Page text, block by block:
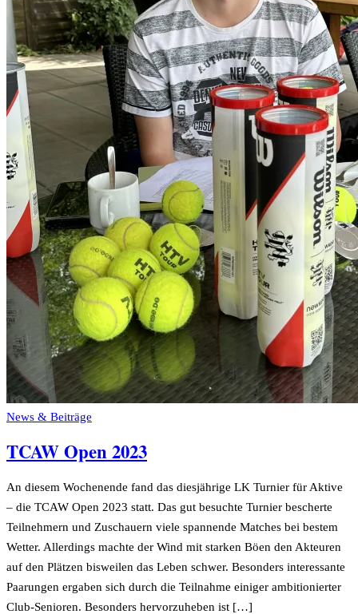
News & Beiträge
TCAW Open 2023
An diesem Wochenende fand das diesjährige LK Turnier für Aktive
– die TCAW Open 2023 statt. Das gut besuchte Turnier bescherte
Teilnehmern und Zuschauern viele spannende Matches bei bestem
Wetter. Allerdings machte der Wind mit starken Böen den Akteuren
auf den Plätzen bisweilen das Leben schwer. Besonders interessante
Paarungen ergaben sich durch die Teilnahme einiger ambitionierter
Club-Senioren. Besonders hervorzuheben ist […]